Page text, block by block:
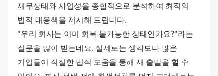
재무상태와 사업성을 종합적으로 분석하여 최적의
법적 대응책을 제시해 드립니다.
"우리 회사는 이미 회복 불가능한 상태인가요?"라는
질문을 많이 받는데요, 실제로는 생각보다 많은
기업들이 적절한 법적 도움을 통해 새 출발을 할 수